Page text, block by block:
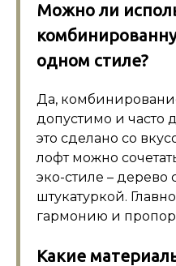
Можно ли
одном стиле?
Да,
допустимо и часто
это сделано со
лофт можно
эко-стиле – дерево
штукатуркой.
гармонию и
Какие